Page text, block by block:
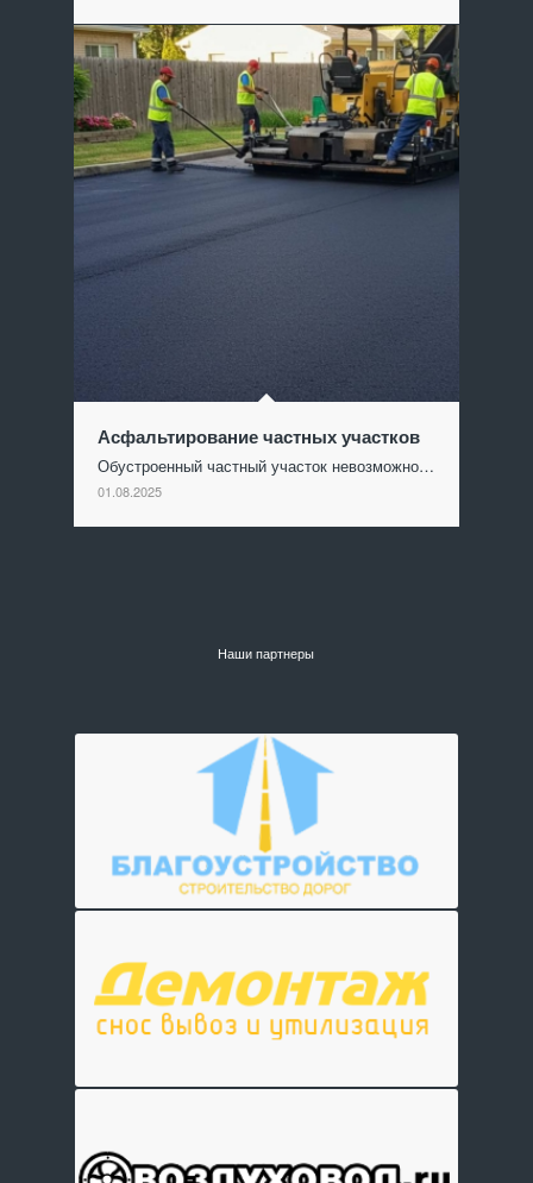
Асфальтирование частных участков
Обустроенный частный участок невозможно…
01.08.2025
Наши партнеры